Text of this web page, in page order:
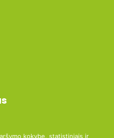
kokybę, statistiniais ir